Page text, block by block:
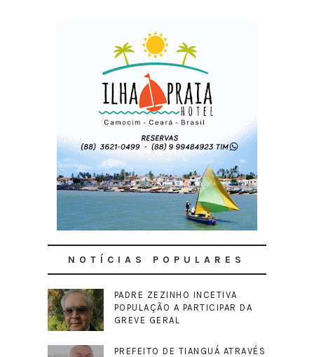
NOTÍCIAS POPULARES
PADRE ZEZINHO INCETIVA
POPULAÇÃO A PARTICIPAR DA
GREVE GERAL
PREFEITO DE TIANGUÁ ATRAVÉS